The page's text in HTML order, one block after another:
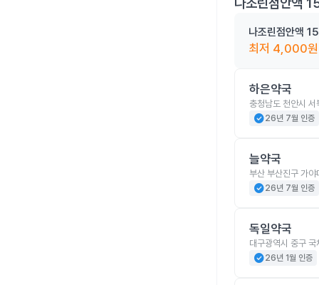
나조린점안액
나조린점안액
최저 4,000원
하은약국
충청남도 천안시
check_circle26년 7월 인증
늘약국
부산 부산진구 가
check_circle26년 7월 인증
독일약국
대구광역시 중구
check_circle26년 1월 인증